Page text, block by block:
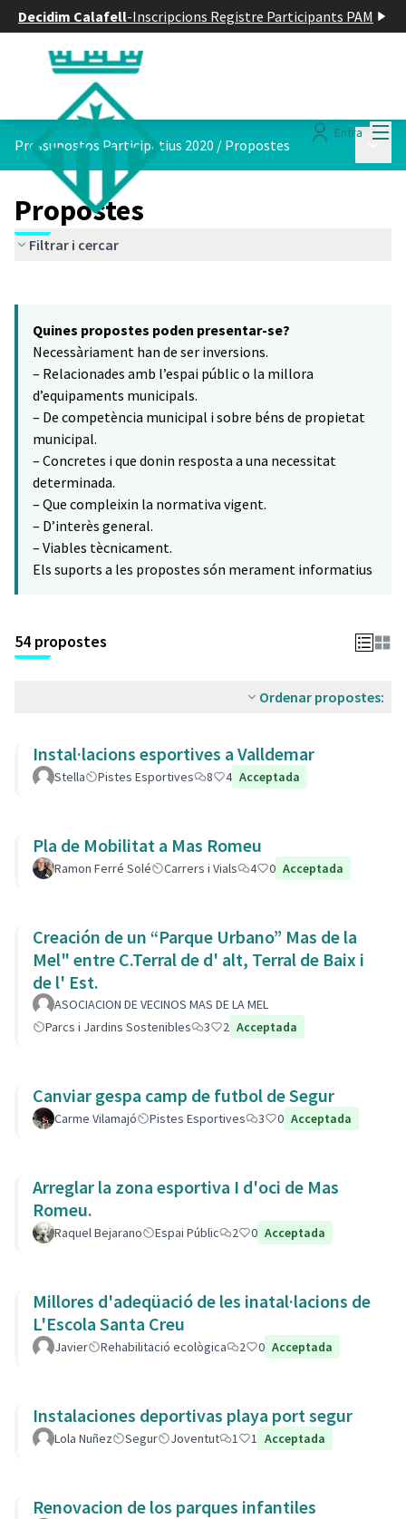
Decidim Calafell-Inscripcions Registre Participants PAM
Entra
Pressupostos Participatius 2020 / Propostes
Propostes
Filtrar i cercar
−
Quines propostes poden presentar-se?
Necessàriament han de ser inversions.
– Relacionades amb l’espai públic o la millora
d’equipaments municipals.
– De competència municipal i sobre béns de propietat
municipal.
– Concretes i que donin resposta a una necessitat
determinada.
– Que compleixin la normativa vigent.
– D’interès general.
– Viables tècnicament.
Els suports a les propostes són merament informatius
54 propostes
Ordenar propostes:
Instal·lacions esportives a Valldemar
Stella Pistes Esportives 8 4 Acceptada
Pla de Mobilitat a Mas Romeu
Ramon Ferré Solé Carrers i Vials 4 0 Acceptada
Creación de un “Parque Urbano” Mas de la
Mel" entre C.Terral de d' alt, Terral de Baix i
de l' Est.
ASOCIACION DE VECINOS MAS DE LA MEL
Parcs i Jardins Sostenibles
3 2 Acceptada
Canviar gespa camp de futbol de Segur
Carme Vilamajó Pistes Esportives 3 0 Acceptada
Arreglar la zona esportiva I d'oci de Mas
Romeu.
Raquel Bejarano Espai Públic 2 0 Acceptada
Millores d'adeqüació de les inatal·lacions de
L'Escola Santa Creu
Javier Rehabilitació ecològica 2 0 Acceptada
Instalaciones deportivas playa port segur
Lola Nuñez Segur Joventut 1 1 Acceptada
Renovacion de los parques infantiles